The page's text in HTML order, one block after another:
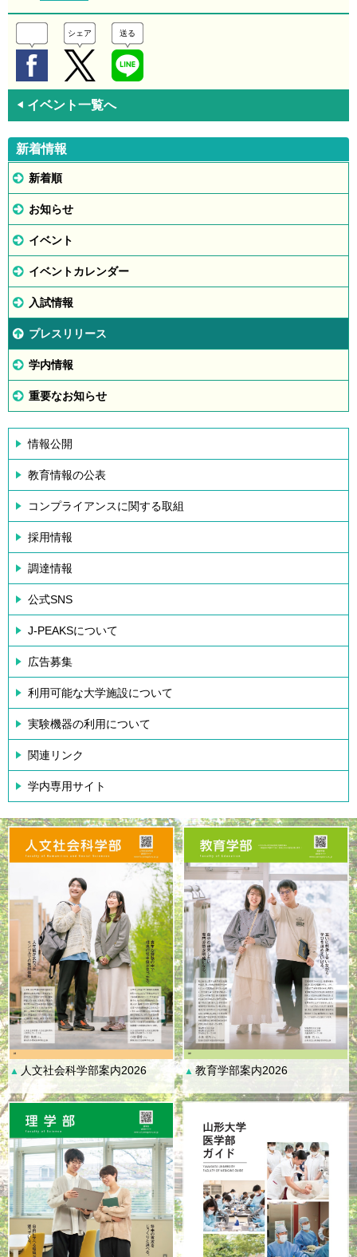
シェア 送る
◀ イベント一覧へ
新着情報
新着順
お知らせ
イベント
イベントカレンダー
入試情報
プレスリリース
学内情報
重要なお知らせ
情報公開
教育情報の公表
コンプライアンスに関する取組
採用情報
調達情報
公式SNS
J-PEAKSについて
広告募集
利用可能な大学施設について
実験機器の利用について
関連リンク
学内専用サイト
▲ 人文社会科学部案内2026 ▲ 教育学部案内2026